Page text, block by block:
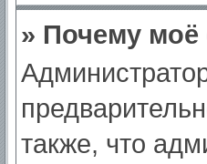
» Почему моё
также, что